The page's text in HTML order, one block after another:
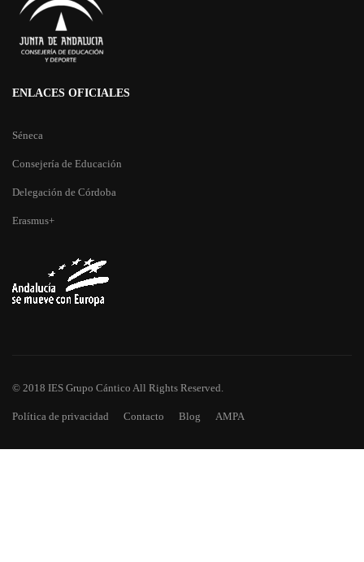
ENLACES OFICIALES
Séneca
Consejería de Educación
Delegación de Córdoba
Erasmus+
© 2018 IES Grupo Cántico All Rights Reserved.
Política de privacidad Contacto Blog AMPA